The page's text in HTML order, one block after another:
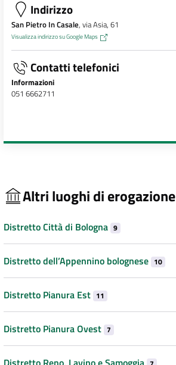
Indirizzo
San Pietro In Casale, via Asia, 61
Visualizza indirizzo su Google Maps
Contatti telefonici
Informazioni
051 6662711
Altri luoghi di erogazione
Distretto Città di Bologna 9
Distretto dell’Appennino bolognese 10
Distretto Pianura Est 11
Distretto Pianura Ovest 7